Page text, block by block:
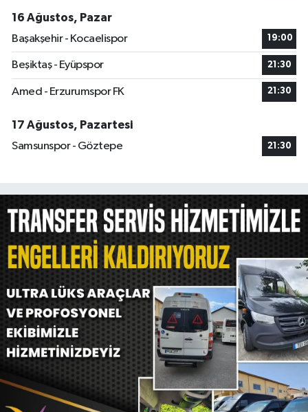
16 Ağustos, Pazar
Başakşehir - Kocaelispor
19:00
Beşiktaş - Eyüpspor 21:30
Amed - Erzurumspor FK 21:30
17 Ağustos, Pazartesi
Samsunspor - Göztepe
21:30